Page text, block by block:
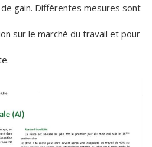
gain. Différentes mesures sont
sur le marché du travail et pour